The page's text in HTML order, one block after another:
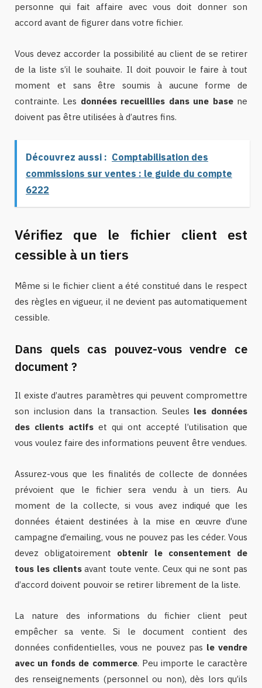
personne qui fait affaire avec vous doit donner son
accord avant de figurer dans votre fichier.
Vous devez accorder la possibilité au client de se retirer
de la liste s’il le souhaite. Il doit pouvoir le faire à tout
moment et sans être soumis à aucune forme de
contrainte. Les données recueillies dans une basene
doivent pas être utilisées à d’autres fins.
Découvrez aussi : Comptabilisation des
commissions sur ventes : le guide du compte
6222
Vérifiez que le fichier client est
cessible à un tiers
Même si le fichier client a été constitué dans le respect
des règles en vigueur, il ne devient pas automatiquement
cessible.
Dans quels cas pouvez-vous vendre ce
document ?
Il existe d’autres paramètres qui peuvent compromettre
son inclusion dans la transaction. Seules les données
des clients actifs et qui ont accepté l’utilisation que
vous voulez faire des informations peuvent être vendues.
Assurez-vous que les finalités de collecte de données
prévoient que le fichier sera vendu à un tiers. Au
moment de la collecte, si vous avez indiqué que les
données étaient destinées à la mise en œuvre d’une
campagne d’emailing, vous ne pouvez pas les céder. Vous
devez obligatoirement obtenir le consentement de
tous les clientsavant toute vente. Ceux qui ne sont pas
d’accord doivent pouvoir se retirer librement de la liste.
La nature des informations du fichier client peut
empêcher sa vente. Si le document contient des
données confidentielles, vous ne pouvez pas le vendre
avec un fonds de commerce. Peu importe le caractère
des renseignements (personnel ou non), dès lors qu’ils